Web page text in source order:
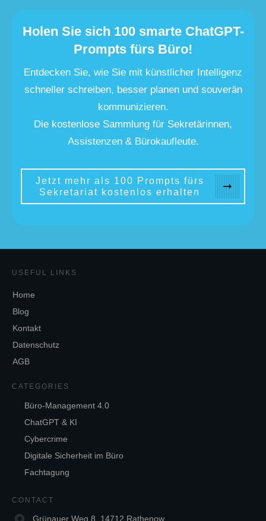
Holen Sie sich 100 smarte ChatGPT-
Prompts fürs Büro!
Entdecken Sie, wie Sie mit künstlicher Intelligenz
schneller schreiben, besser planen und souverän
kommunizieren.
Die kostenlose Sammlung für Sekretärinnen,
Assistenzen & Bürokaufleute.
Jetzt mehr als 100 Prompts fürs
Sekretariat kostenlos erhalten
USEFUL LINKS
Home
Blog
Kontakt
Datenschutz
AGB
CATEGORIES
Büro-Management 4.0
ChatGPT & KI
Cybercrime
Digitale Sicherheit im Büro
Fachtagung
CONTACT
Grünauer Weg 8, 14712 Rathenow